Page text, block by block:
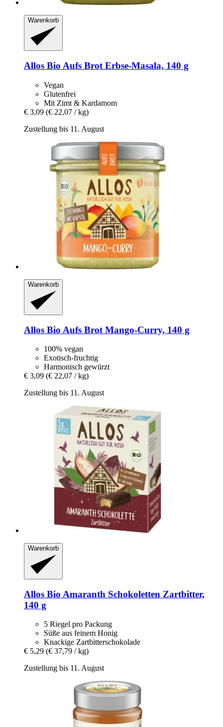
Warenkorb
Allos Bio Aufs Brot Erbse-​Masala, 140 g
Vegan
Glutenfrei
Mit Zimt & Kardamom
€ 3,09 (€ 22,07 / kg)
Zustellung bis 11. August
Warenkorb
Allos Bio Aufs Brot Mango-​Curry, 140 g
100% vegan
Exotisch-fruchtig
Harmonisch gewürzt
€ 3,09 (€ 22,07 / kg)
Zustellung bis 11. August
Warenkorb
Allos Bio Amaranth Schokoletten Zartbitter,
140 g
5 Riegel pro Packung
Süße aus feinem Honig
Knackige Zartbitterschokolade
€ 5,29 (€ 37,79 / kg)
Zustellung bis 11. August